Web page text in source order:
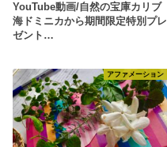
YouTube動画/自然の宝庫カリブ
海ドミニカから期間限定特別プレ
ゼント…
アファメーション